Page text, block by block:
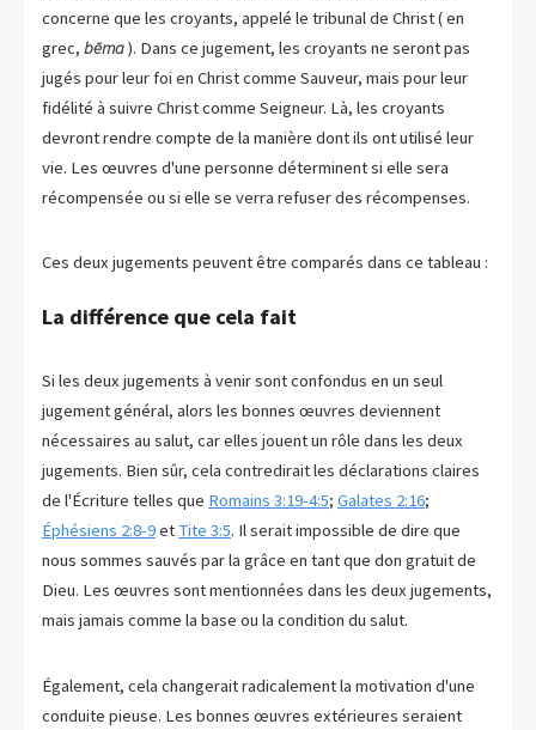
concerne que les croyants, appelé le tribunal de Christ ( en
grec, bēma). Dans ce jugement, les croyants ne seront pas
jugés pour leur foi en Christ comme Sauveur, mais pour leur
fidélité à suivre Christ comme Seigneur. Là, les croyants
devront rendre compte de la manière dont ils ont utilisé leur
vie. Les œuvres d'une personne déterminent si elle sera
récompensée ou si elle se verra refuser des récompenses.
Ces deux jugements peuvent être comparés dans ce tableau :
La différence que cela fait
Si les deux jugements à venir sont confondus en un seul
jugement général, alors les bonnes œuvres deviennent
nécessaires au salut, car elles jouent un rôle dans les deux
jugements. Bien sûr, cela contredirait les déclarations claires
de l'Écriture telles que Romains 3:19-4:5; Galates 2:16;
Éphésiens 2:8-9et Tite 3:5. Il serait impossible de dire que
nous sommes sauvés par la grâce en tant que don gratuit de
Dieu. Les œuvres sont mentionnées dans les deux jugements,
mais jamais comme la base ou la condition du salut.
Également, cela changerait radicalement la motivation d'une
conduite pieuse. Les bonnes œuvres extérieures seraient